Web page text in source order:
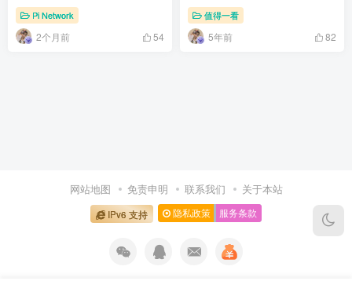
态落地全面提速
Pi Network
2个月前 54
迁回！值得一看
5年前 82
网站地图 免责申明 联系我们 关于本站
IPv6 支持 隐私政策 服务条款